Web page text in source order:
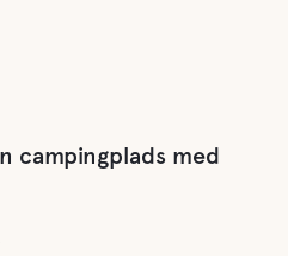
campingplads med